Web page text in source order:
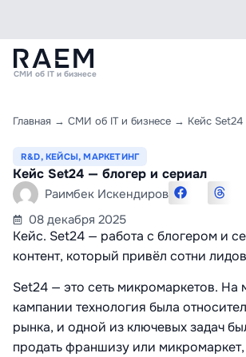
СМИ об IT и бизнесе
Главная → СМИ об IT и бизнесе → Кейс
R&D,КЕЙСЫ,МАРКЕТИНГ
Кейс Set24 — блогер и сериал
Раимбек Искендиров
08 декабря 2025
Кейс. Set24 — работа с блогером и
контент, который привёл сотни лидов
Set24 — это сеть микромаркетов. На
кампании технология была
рынка, и одной из ключевых задач
продать франшизу или микромаркет,